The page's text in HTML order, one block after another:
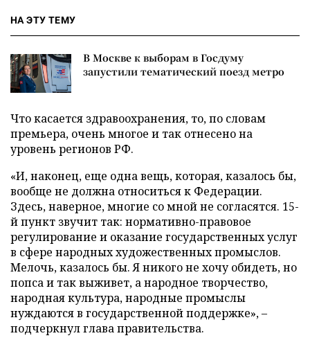
НА ЭТУ ТЕМУ
В Москве к выборам в Госдуму
запустили тематический поезд метро
Что касается здравоохранения, то, по словам
премьера, очень многое и так отнесено на
уровень регионов РФ.
«И, наконец, еще одна вещь, которая, казалось бы,
вообще не должна относиться к Федерации.
Здесь, наверное, многие со мной не согласятся. 15-
й пункт звучит так: нормативно-правовое
регулирование и оказание государственных услуг
в сфере народных художественных промыслов.
Мелочь, казалось бы. Я никого не хочу обидеть, но
попса и так выживет, а народное творчество,
народная культура, народные промыслы
нуждаются в государственной поддержке», –
подчеркнул глава правительства.